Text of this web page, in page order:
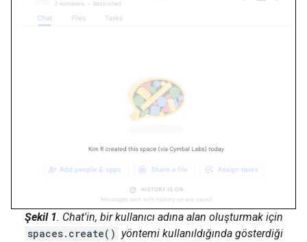
Şekil 1. Chat'in, bir kullanıcı adına alan oluşturmak için
spaces.create() yöntemi kullanıldığında gösterdiği